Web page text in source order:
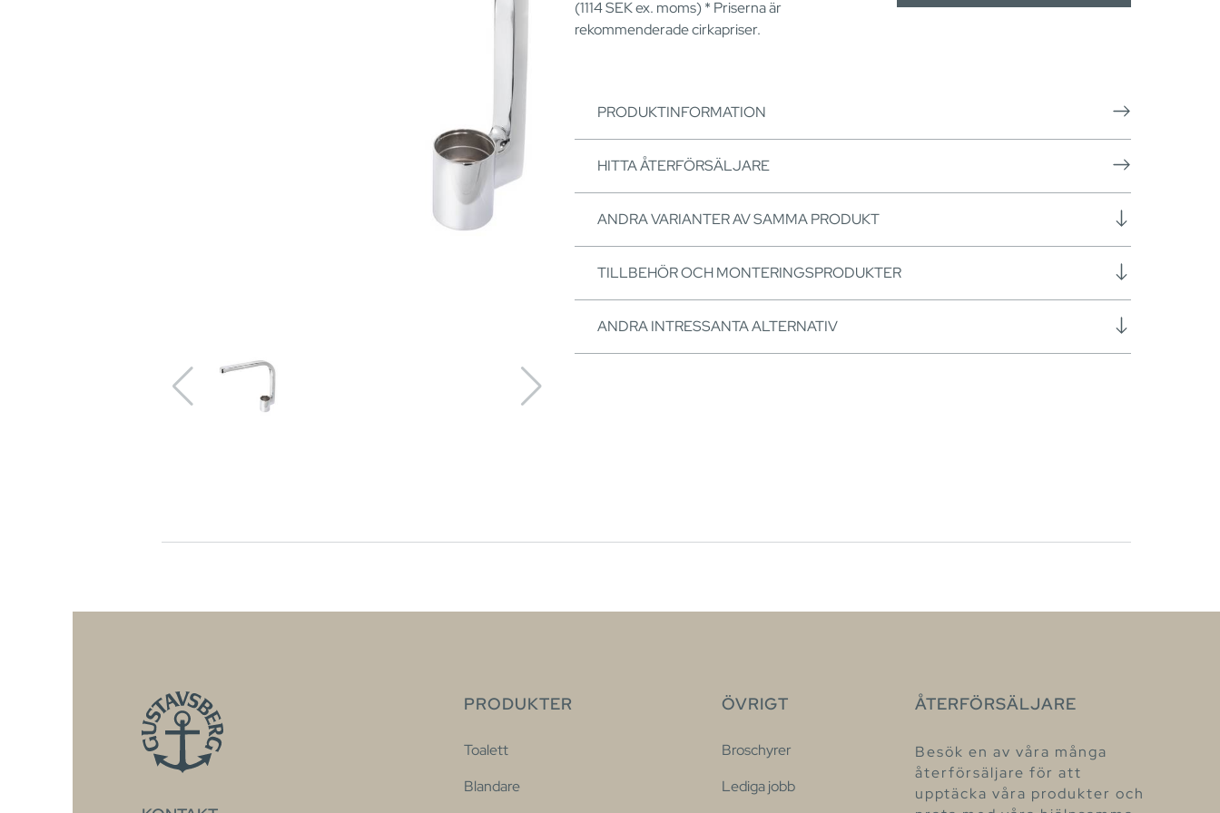
(1114SEKex. moms) * Priserna är
rekommenderade cirkapriser.
PRODUKTINFORMATION
HITTA ÅTERFÖRSÄLJARE
ANDRA VARIANTER AV SAMMA PRODUKT
TILLBEHÖR OCH MONTERINGSPRODUKTER
ANDRA INTRESSANTA ALTERNATIV
PRODUKTER
Toalett
Blandare
ÖVRIGT
Broschyrer
Lediga jobb
ÅTERFÖRSÄLJARE
Besök en av våra många
återförsäljare för att
upptäcka våra produkter och